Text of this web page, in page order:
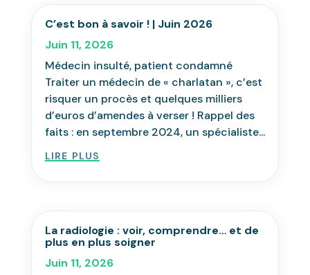
C’est bon à savoir ! | Juin 2026
Juin 11, 2026
Médecin insulté, patient condamné
Traiter un médecin de « charlatan », c’est
risquer un procès et quelques milliers
d’euros d’amendes à verser ! Rappel des
faits : en septembre 2024, un spécialiste...
lire plus
La radiologie : voir, comprendre… et de
plus en plus soigner
Juin 11, 2026